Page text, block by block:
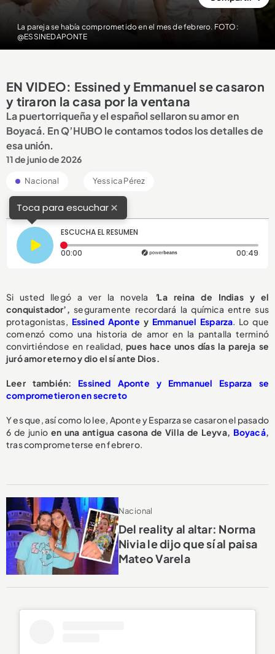
La pareja se había comprometido en el mes de febrero. FOTO:
@ESSINEDAPONTE
EN VIDEO: Essined y Emmanuel se casaron
y tiraron la casa por la ventana
La puertorriqueña y el español sellaron su amor en
Boyacá. En Q’HUBO le contamos todos los detalles de
esa unión.
11 de junio de 2026
Nacional Yessica Pérez
Toca para escuchar×
ESCUCHA EL RESUMEN
00:00 Tiempo transcurrido: 0 segundos 00:49
Si usted llegó a ver la novela ’La reina de Indias y el
conquistador’, seguramente recordará la química entre sus
protagonistas, Essined Aponte yEmmanuel Esparza. Lo que
comenzó como una historia de amor en la pantalla terminó
convirtiéndose en realidad,pues hace unos días la pareja se
juró amor eterno y dio el sí ante Dios.
Leer también: Essined Aponte y Emmanuel Esparza se
comprometieron en secreto
Y es que, así como lo lee, Aponte y Esparza se casaron el pasado
6 de junioen una antigua casona de Villa de Leyva, Boyacá,
tras comprometerse en febrero.
Nacional
Del reality al altar: Norma
Nivia le dijo que sí al paisa
Mateo Varela